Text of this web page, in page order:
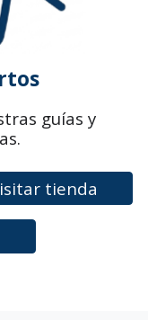
guías y
tienda